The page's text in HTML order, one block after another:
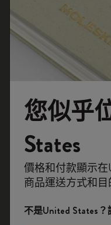
What are
Moleskine 鉛筆採用雪
筆芯。螢光鉛筆採用
或黃色筆座和螢光筆
用於將鉛筆夾在筆記
個帶有鋼刀片的黑色塑
Notebooks
Planners
即刻登記
WELCOME10
開番個
員福利
您似乎
States
價格和付款顯示
商品運送方式和目
不是United States